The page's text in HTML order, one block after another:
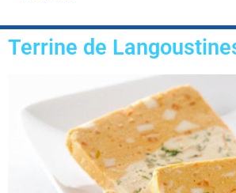
Terrine de